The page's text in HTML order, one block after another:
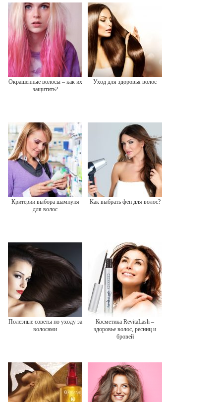
Окрашенные волосы – как их
защитить?
Уход для здоровья волос
Критерии выбора шампуня
для волос
Как выбрать фен для волос?
Полезные советы по уходу за
волосами
Косметика RevitaLash –
здоровье волос, ресниц и
бровей